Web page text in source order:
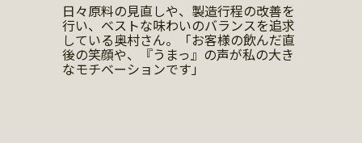
日々原料の見直しや、製造行程の改善を
行い、ベストな味わいのバランスを追求
している奥村さん。「お客様の飲んだ直
後の笑顔や、『うまっ』の声が私の大き
なモチベーションです」